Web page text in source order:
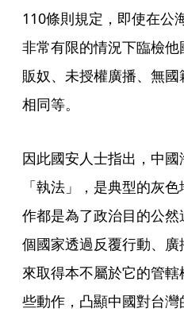
110條則規定，即使在公
非常有限的情況下臨檢
販奴、未授權廣播、無
相同等。
因此國安人士指出，中
「執法」，是典型的灰
作都是為了政治目的公
個國家透過反覆行動、
來取得本不屬於它的管
些動作，凸顯中國對台